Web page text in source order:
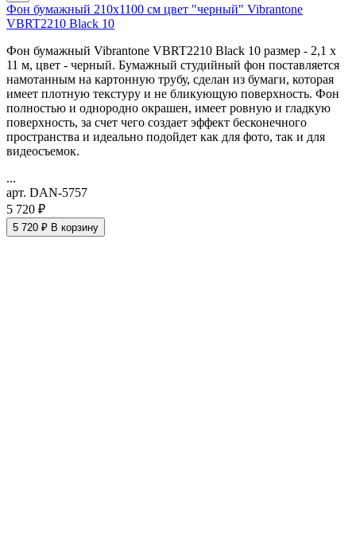
Фон бумажный 210x1100 см цвет "черный" Vibrantone
VBRT2210 Black 10
Фон бумажный Vibrantone VBRT2210 Black 10 размер - 2,1 x
11 м, цвет - черный. Бумажный студийный фон поставляется
намотанным на картонную трубу, сделан из бумаги, которая
имеет плотную текстуру и не бликующую поверхность. Фон
полностью и однородно окрашен, имеет ровную и гладкую
поверхность, за счет чего создает эффект бесконечного
пространства и идеально подойдет как для фото, так и для
видеосъемок.
...
арт. DAN-5757
5 720 ₽
5 720 ₽ В корзину